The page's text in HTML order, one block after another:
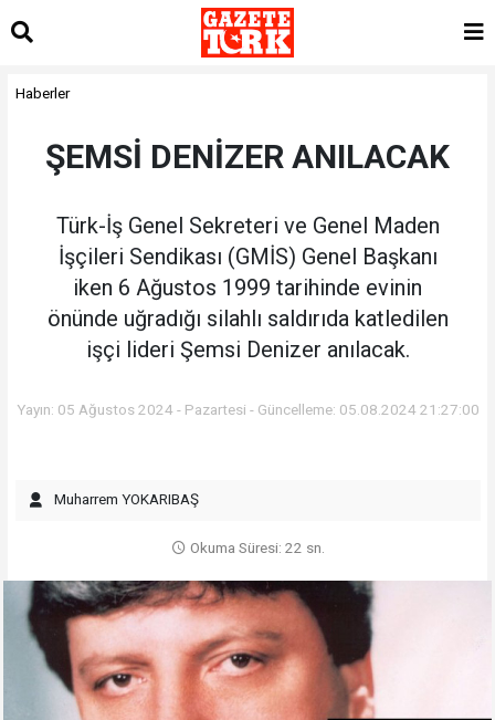
Haberler
ŞEMSİ DENİZER ANILACAK
Türk-İş Genel Sekreteri ve Genel Maden
İşçileri Sendikası (GMİS) Genel Başkanı
iken 6 Ağustos 1999 tarihinde evinin
önünde uğradığı silahlı saldırıda katledilen
işçi lideri Şemsi Denizer anılacak.
Yayın: 05 Ağustos 2024 - Pazartesi - Güncelleme: 05.08.2024 21:27:00
Muharrem YOKARIBAŞ
Okuma Süresi: 22 sn.